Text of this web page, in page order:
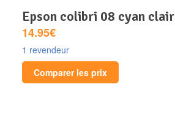
epson colibri 08 cyan clair
14.95€
1 revendeur
Comparer les prix